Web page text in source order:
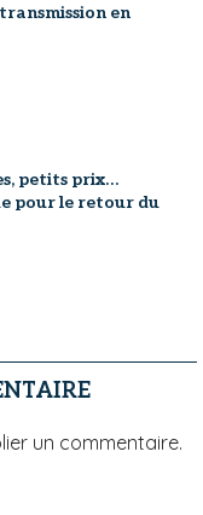
en
petits prix…
pour le retour du
un commentaire.